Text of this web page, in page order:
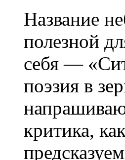
Название
полезной
себя —
поэзия в
критика,